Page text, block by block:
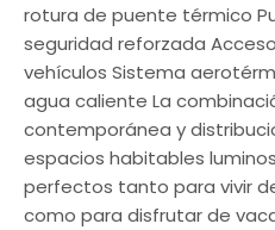
rotura de puente térmico
seguridad reforzada
vehículos Sistema
agua caliente La
contemporánea y
espacios habitables
perfectos tanto para vivir
como para disfrutar de